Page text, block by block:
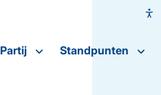
Partij Standpunten